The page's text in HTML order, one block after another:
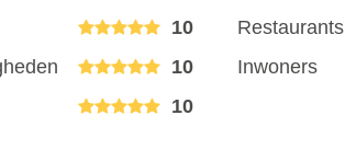
10 Restaurants
10 Inwoners
10